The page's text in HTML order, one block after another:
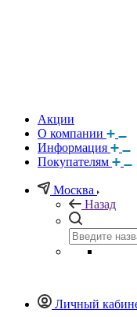
Акции
О компании
Информация
Покупателям
Москва
Назад
Личный